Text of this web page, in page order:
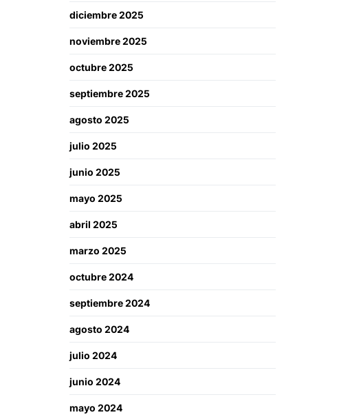
diciembre 2025
noviembre 2025
octubre 2025
septiembre 2025
agosto 2025
julio 2025
junio 2025
mayo 2025
abril 2025
marzo 2025
octubre 2024
septiembre 2024
agosto 2024
julio 2024
junio 2024
mayo 2024